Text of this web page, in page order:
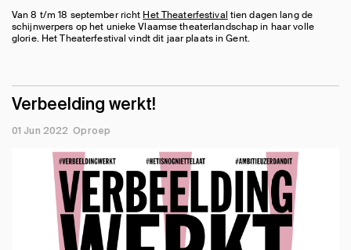
Van 8 t/m 18 september richt Het Theaterfestival tien dagen lang de
schijnwerpers op het unieke Vlaamse theaterlandschap in haar volle
glorie. Het Theaterfestival vindt dit jaar plaats in Gent.
Verbeelding werkt!
01 Jun 2022 Oproep